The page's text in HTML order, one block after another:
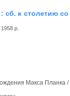
сб. к столетию
р.
Макса Планка